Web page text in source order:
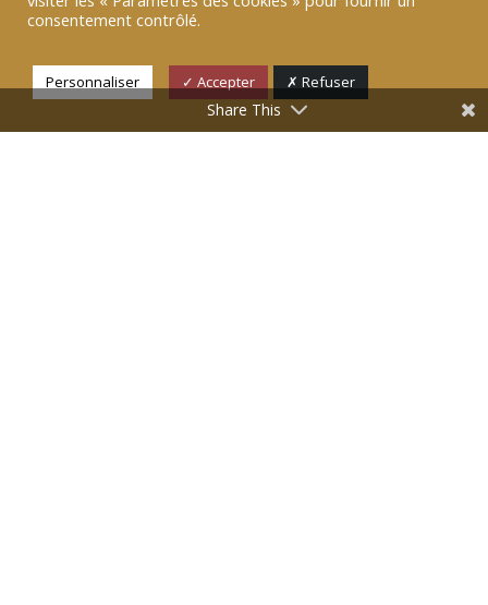
LIRE PLUS
TRIBUNE B-SMART
consentement contrôlé.
Personnaliser ✓ Accepter ✗ Refuser
Share This